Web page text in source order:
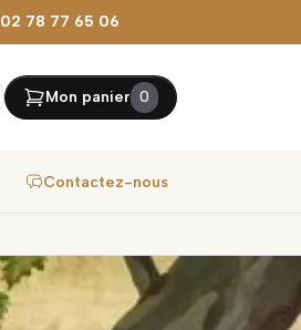
02 78 77 65 06
Mon panier 0
Contactez-nous